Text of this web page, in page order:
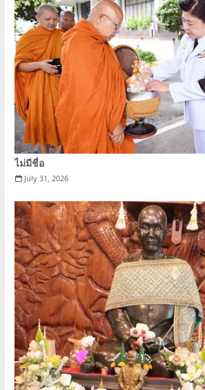
ไม่มีชื่อ
July 31, 2026